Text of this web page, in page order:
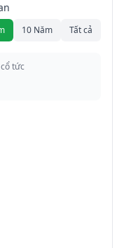
10 Năm Tất cả
tức